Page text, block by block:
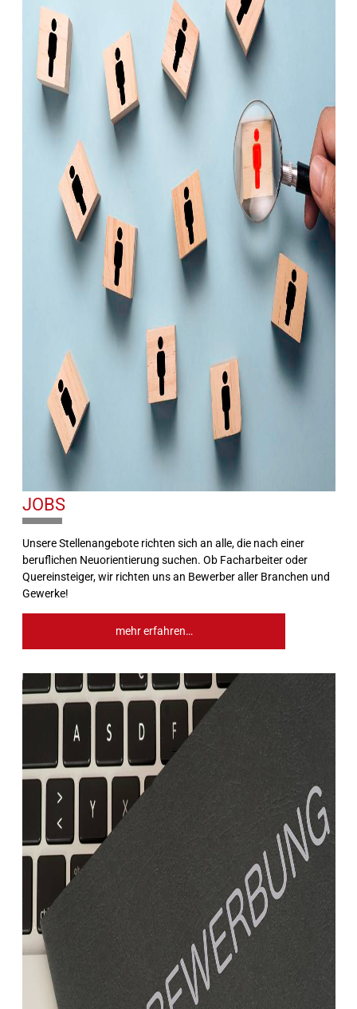
JOBS
Unsere Stellenangebote richten sich an alle, die nach einer
beruflichen Neuorientierung suchen. Ob Facharbeiter oder
Quereinsteiger, wir richten uns an Bewerber aller Branchen und
Gewerke!
mehr erfahren…